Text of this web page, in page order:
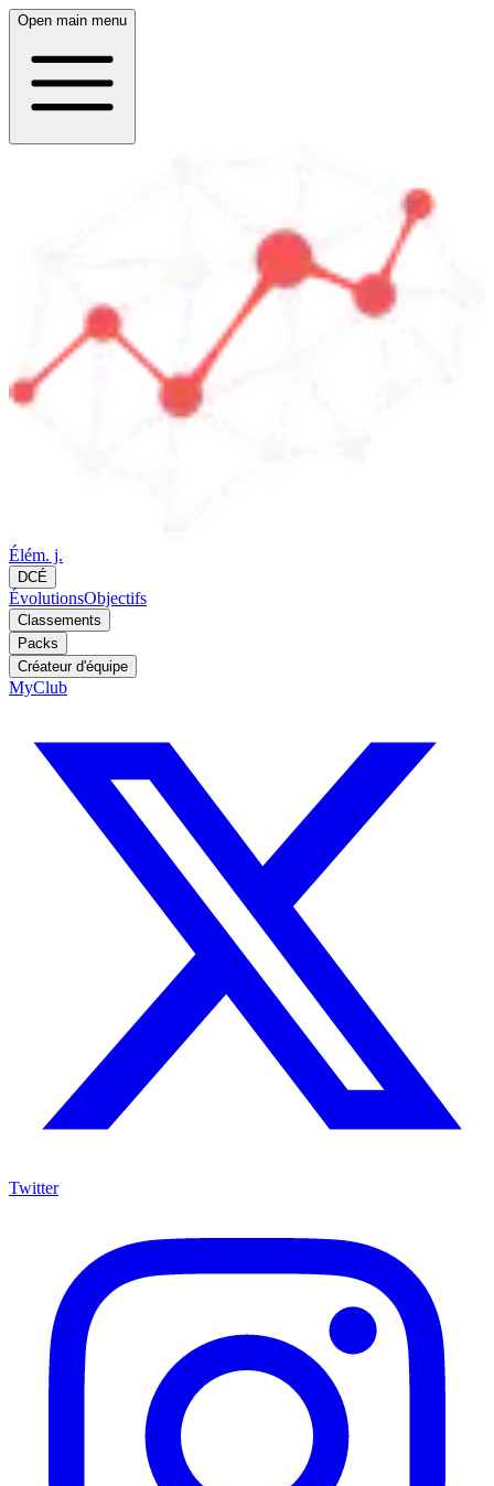
Open main menu
Élém. j.
DCÉ
ÉvolutionsObjectifs
Classements
Packs
Créateur d'équipe
MyClub
Twitter